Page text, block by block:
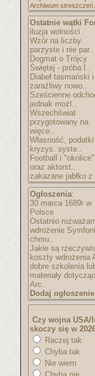
Archiwum streszczeń..
Ostatnie wątki
iluzja wolności
Wzór na liczby
parzyste i nie par..
Dogmat o Trójcy
Świętej - próba l..
Diabeł tasmański i
zaraźliwy nowo..
Sześcienne
jednak możl..
Wszechświat
przygotowany na
więce..
Własność, podatki
kryzys: syste..
Football i "okolice"
oraz aktorst..
zakazane jabłko z
Ogłoszenia:
30 marca 1689r w
Polsce
Ostatnio
wdrożenie
chmu..
Jakie są
koszty wdrożenia
dobre szkolenia
materiały
Arc..
Dodaj
Czy wojna USA/
skoczy się w
Raczej tak
Chyba tak
Nie wiem